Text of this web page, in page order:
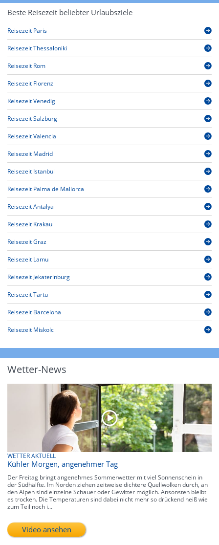
Beste Reisezeit beliebter Urlaubsziele
Reisezeit Paris
Reisezeit Thessaloniki
Reisezeit Rom
Reisezeit Florenz
Reisezeit Venedig
Reisezeit Salzburg
Reisezeit Valencia
Reisezeit Madrid
Reisezeit Istanbul
Reisezeit Palma de Mallorca
Reisezeit Antalya
Reisezeit Krakau
Reisezeit Graz
Reisezeit Lamu
Reisezeit Jekaterinburg
Reisezeit Tartu
Reisezeit Barcelona
Reisezeit Miskolc
Wetter-News
WETTER AKTUELL
Kühler Morgen, angenehmer Tag
Der Freitag bringt angenehmes Sommerwetter mit viel Sonnenschein in
der Südhälfte. Im Norden ziehen zeitweise dichtere Quellwolken durch, an
den Alpen sind einzelne Schauer oder Gewitter möglich. Ansonsten bleibt
es trocken. Die Temperaturen sind dabei nicht mehr so drückend heiß wie
zum Teil noch i...
Video ansehen